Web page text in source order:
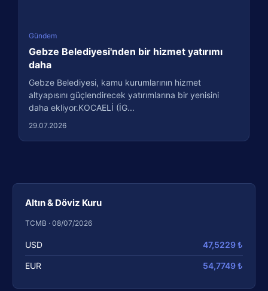
Altın & Döviz Kuru
TCMB · 08/07/2026
USD 47,5229 ₺
EUR 54,7749 ₺
Gündem
Gebze Belediyesi'nden bir hizmet yatırımı
daha
Gebze Belediyesi, kamu kurumlarının hizmet
altyapısını güçlendirecek yatırımlarına bir yenisini
daha ekliyor.KOCAELİ (İG...
29.07.2026